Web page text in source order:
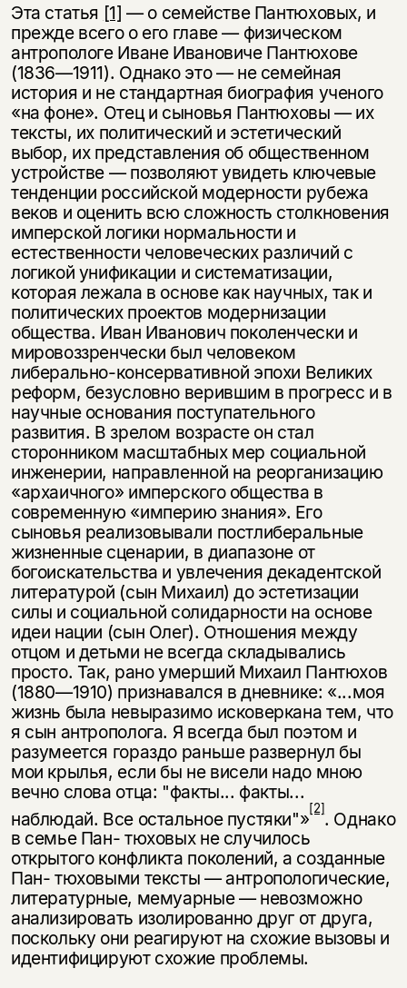
Эта статья [1] — о семействе Пантюховых, и
прежде всего о его главе — физиче­ском
антропологе Иване Ивановиче Пантюхове
(1836—1911). Однако это — не семейная
история и не стандартная биография ученого
«на фоне». Отец и сыновья Пантюховы — их
тексты, их политический и эстетический
выбор, их представления об общественном
устройстве — позволяют увидеть ключе­вые
тенденции российской модерности рубежа
веков и оценить всю слож­ность столкновения
имперской логики нормальности и
естественности че­ловеческих различий с
логикой унификации и систематизации,
которая лежала в основе как научных, так и
политических проектов модернизации
общества. Иван Иванович поколенчески и
мировоззренчески был человеком
либерально-консервативной эпохи Великих
реформ, безусловно верившим в прогресс и в
научные основания поступательного
развития. В зрелом воз­расте он стал
сторонником масштабных мер социальной
инженерии, направ­ленной на реорганизацию
«архаичного» имперского общества в
современную «империю знания». Его
сыновья реализовывали постлиберальные
жизнен­ные сценарии, в диапазоне от
богоискательства и увлечения декадентской
литературой (сын Михаил) до эстетизации
силы и социальной солидарности на основе
идеи нации (сын Олег). Отношения между
отцом и детьми не всег­да складывались
просто. Так, рано умерший Михаил Пантюхов
(1880—1910) признавался в дневнике: «...моя
жизнь была невыразимо исковеркана тем, что
я сын антрополога. Я всегда был поэтом и
разумеется гораздо раньше раз­вернул бы
мои крылья, если бы не висели надо мною
вечно слова отца: "факты... факты...
наблюдай. Все остальное пустяки"»[2]. Однако
в семье Пан- тюховых не случилось
открытого конфликта поколений, а созданные
Пан- тюховыми тексты — антропологические,
литературные, мемуарные — невоз­можно
анализировать изолированно друг от друга,
поскольку они реагируют на схожие вызовы и
идентифицируют схожие проблемы.